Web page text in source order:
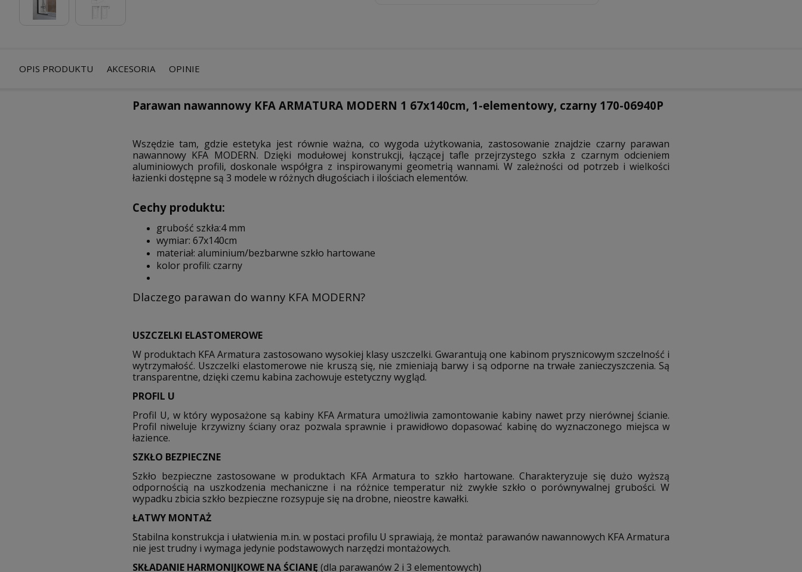
OPIS PRODUKTU AKCESORIA OPINIE
Parawan nawannowy KFA ARMATURA MODERN 1 67x140cm, 1-elementowy, czarny 170-06940P
Wszędzie tam, gdzie estetyka jest równie ważna, co wygoda użytkowania, zastosowanie znajdzie czarny parawan
nawannowy KFA MODERN. Dzięki modułowej konstrukcji, łączącej tafle przejrzystego szkła z czarnym odcieniem
aluminiowych profili, doskonale współgra z inspirowanymi geometrią wannami. W zależności od potrzeb i wielkości
łazienki dostępne są 3 modele w różnych długościach i ilościach elementów.
Cechy produktu:
grubość szkła:4 mm
wymiar: 67x140cm
materiał: aluminium/bezbarwne szkło hartowane
kolor profili: czarny
Dlaczego parawan do wanny KFA MODERN?
USZCZELKI ELASTOMEROWE
W produktach KFA Armatura zastosowano wysokiej klasy uszczelki. Gwarantują one kabinom prysznicowym szczelność i
wytrzymałość. Uszczelki elastomerowe nie kruszą się, nie zmieniają barwy i są odporne na trwałe zanieczyszczenia. Są
transparentne, dzięki czemu kabina zachowuje estetyczny wygląd.
PROFIL U
Profil U, w który wyposażone są kabiny KFA Armatura umożliwia zamontowanie kabiny nawet przy nierównej ścianie.
Profil niweluje krzywizny ściany oraz pozwala sprawnie i prawidłowo dopasować kabinę do wyznaczonego miejsca w
łazience.
SZKŁO BEZPIECZNE
Szkło bezpieczne zastosowane w produktach KFA Armatura to szkło hartowane. Charakteryzuje się dużo wyższą
odpornością na uszkodzenia mechaniczne i na różnice temperatur niż zwykłe szkło o porównywalnej grubości. W
wypadku zbicia szkło bezpieczne rozsypuje się na drobne, nieostre kawałki.
ŁATWY MONTAŻ
Stabilna konstrukcja i ułatwienia m.in. w postaci profilu U sprawiają, że montaż parawanów nawannowych KFA Armatura
nie jest trudny i wymaga jedynie podstawowych narzędzi montażowych.
SKŁADANIE HARMONIJKOWE NA ŚCIANĘ (dla parawanów 2 i 3 elementowych)